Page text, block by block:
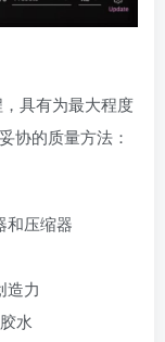
具有为最大程度
协的质量方法：
和压缩器
造力
水